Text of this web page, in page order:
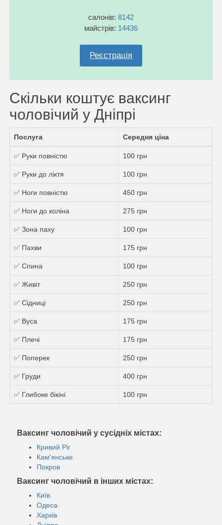
салонів: 8142
майстрів: 14436
Реєстрація
Скільки коштує ваксинг
чоловічий у Дніпрі
Послуга Середня ціна
✅ Руки повністю 100 грн
✅ Руки до ліктя 100 грн
✅ Ноги повністю 450 грн
✅ Ноги до коліна 275 грн
✅ Зона паху 100 грн
✅ Пахви 175 грн
✅ Спина 100 грн
✅ Живіт 250 грн
✅ Сідниці 250 грн
✅ Вуса 175 грн
✅ Плечі 175 грн
✅ Поперек 250 грн
✅ Груди 400 грн
✅ Глибоке бікіні 100 грн
Ваксинг чоловічий у сусідніх містах:
Кривий Ріг
Кам'янське
Покров
Ваксинг чоловічий в інших містах:
Київ
Одеса
Харків